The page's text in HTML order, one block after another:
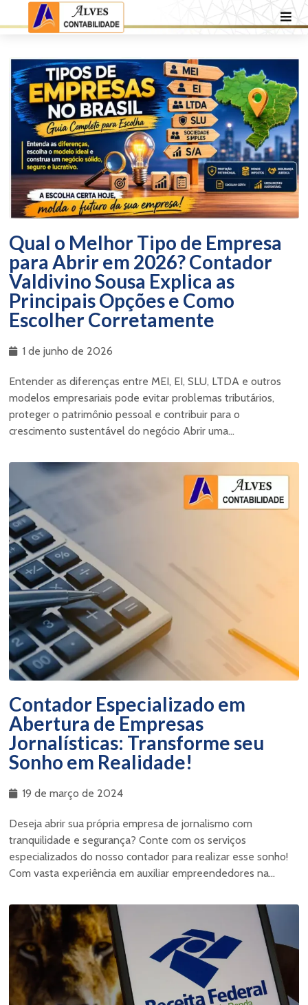
Qual o Melhor Tipo de Empresa
para Abrir em 2026? Contador
Valdivino Sousa Explica as
Principais Opções e Como
Escolher Corretamente
1 de junho de 2026
Entender as diferenças entre MEI, EI, SLU, LTDA e outros
modelos empresariais pode evitar problemas tributários,
proteger o patrimônio pessoal e contribuir para o
crescimento sustentável do negócio Abrir uma...
Contador Especializado em
Abertura de Empresas
Jornalísticas: Transforme seu
Sonho em Realidade!
19 de março de 2024
Deseja abrir sua própria empresa de jornalismo com
tranquilidade e segurança? Conte com os serviços
especializados do nosso contador para realizar esse sonho!
Com vasta experiência em auxiliar empreendedores na...